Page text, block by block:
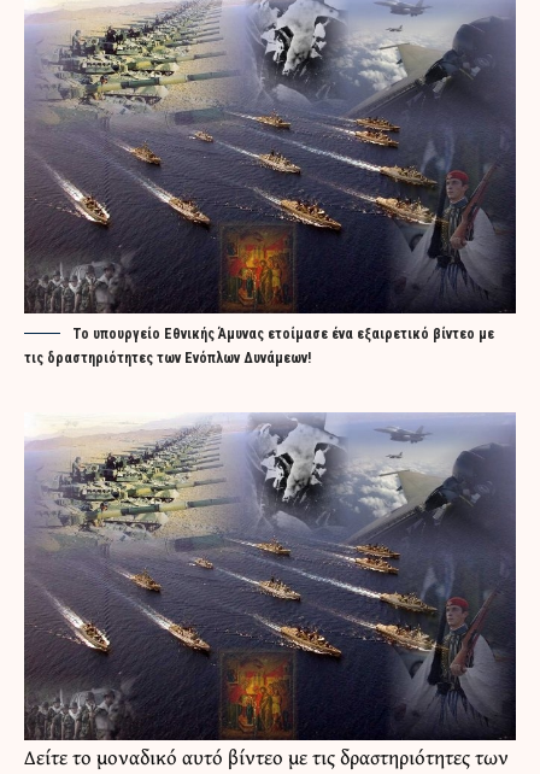
Το υπουργείο Εθνικής Άμυνας ετοίμασε ένα εξαιρετικό βίντεο με
τις δραστηριότητες των Ενόπλων Δυνάμεων!
Δείτε το μοναδικό αυτό βίντεο με τις δραστηριότητες των